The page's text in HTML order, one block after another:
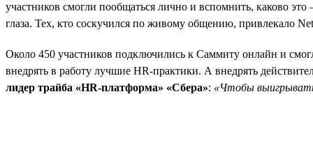
участников смогли пообщаться лично и вспомнить, каково
глаза. Тех, кто соскучился по живому общению, привлекало
Около 450 участников подключились к Саммиту онлайн и
внедрять в работу лучшие HR-практики. А внедрять
лидер трайба «HR-платформа» «Сбера»: «Чтобы